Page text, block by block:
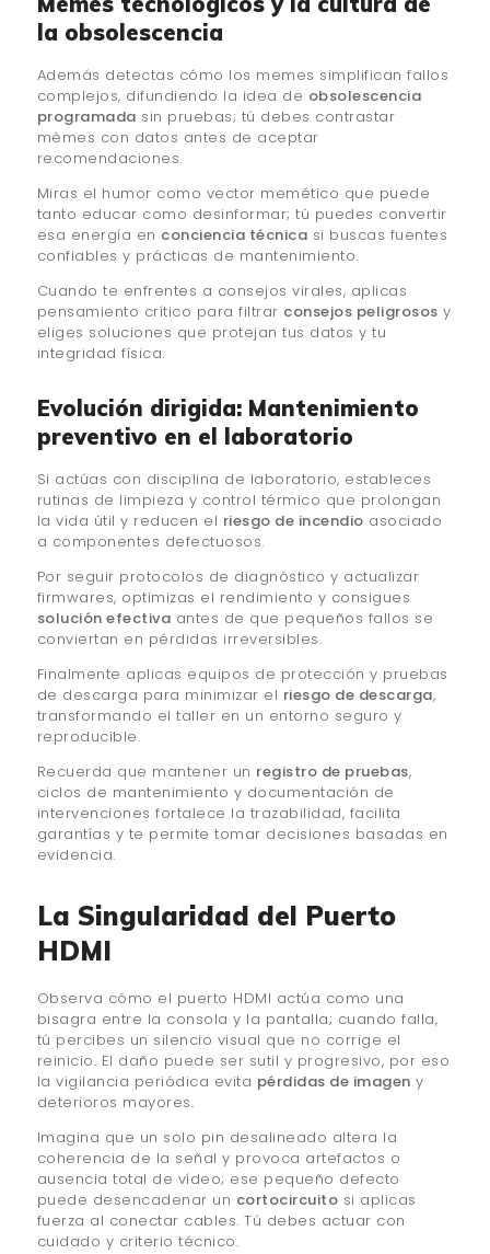
la obsolescencia
Además detectas cómo los memes simplifican fallos
complejos, difundiendo la idea de obsolescencia
programada sin pruebas; tú debes contrastar
mèmes con datos antes de aceptar
recomendaciones.
Miras el humor como vector memético que puede
tanto educar como desinformar; tú puedes convertir
esa energía en conciencia técnica si buscas fuentes
confiables y prácticas de mantenimiento.
Cuando te enfrentes a consejos virales, aplicas
pensamiento crítico para filtrar consejos peligrosos y
eliges soluciones que protejan tus datos y tu
integridad física.
Evolución dirigida: Mantenimiento
preventivo en el laboratorio
Si actúas con disciplina de laboratorio, estableces
rutinas de limpieza y control térmico que prolongan
la vida útil y reducen el riesgo de incendio asociado
a componentes defectuosos.
Por seguir protocolos de diagnóstico y actualizar
firmwares, optimizas el rendimiento y consigues
solución efectiva antes de que pequeños fallos se
conviertan en pérdidas irreversibles.
Finalmente aplicas equipos de protección y pruebas
de descarga para minimizar el riesgo de descarga,
transformando el taller en un entorno seguro y
reproducible.
Recuerda que mantener un registro de pruebas,
ciclos de mantenimiento y documentación de
intervenciones fortalece la trazabilidad, facilita
garantías y te permite tomar decisiones basadas en
evidencia.
La Singularidad del Puerto
HDMI
Observa cómo el puerto HDMI actúa como una
bisagra entre la consola y la pantalla; cuando falla,
tú percibes un silencio visual que no corrige el
reinicio. El daño puede ser sutil y progresivo, por eso
la vigilancia periódica evita pérdidas de imagen y
deterioros mayores.
Imagina que un solo pin desalineado altera la
coherencia de la señal y provoca artefactos o
ausencia total de vídeo; ese pequeño defecto
puede desencadenar un cortocircuito si aplicas
fuerza al conectar cables. Tú debes actuar con
cuidado y criterio técnico.